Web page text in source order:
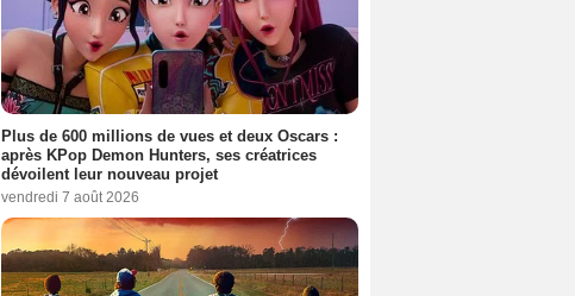
Plus de 600 millions de vues et deux Oscars :
après KPop Demon Hunters, ses créatrices
dévoilent leur nouveau projet
vendredi 7 août 2026